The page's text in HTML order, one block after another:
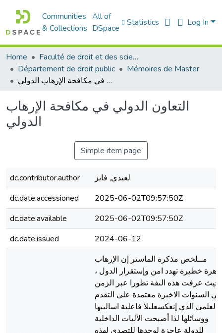
Communities
& Collections
All of
DSpace
Statistics Log In
Home
Faculté de droit et des sciences politiques
Département de droit public
Mémoires de Master
التعاون الدولي في مكافحة الإرهاب الدولي
التعاون الدولي في مكافحة الإرهاب
الدولي
Simple item page
dc.contributor.author
لعيدي, فايز
dc.date.accessioned
2025-06-02T09:57:50Z
dc.date.available
2025-06-02T09:57:50Z
dc.date.issued
2024-06-12
مــلخص مذكرة الماستر إن الإرهاب
خطيرة تهدد امن وإستقرار الدول ،
حيث عرفت هذه الىفة تطورا عبر الزمن
في السنوات الاخيرة معتمدة على التقدم
العلمي الذي إنعكسعلىلا فاعلية اساليبها
ووسائلها لذا أصبحت الآليات الداخلية
للدولة عاجزة لوحدها للتصدي لهذه